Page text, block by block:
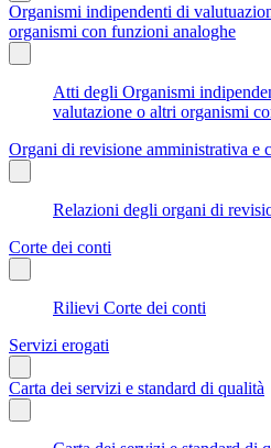
Organismi indipendenti di
organismi con funzioni analoghe
Atti degli Organismi
valutazione o altri organismi
Organi di revisione amministrativa e
Relazioni degli organi di
Corte dei conti
Rilievi Corte dei conti
Servizi erogati
Carta dei servizi e standard di qualità